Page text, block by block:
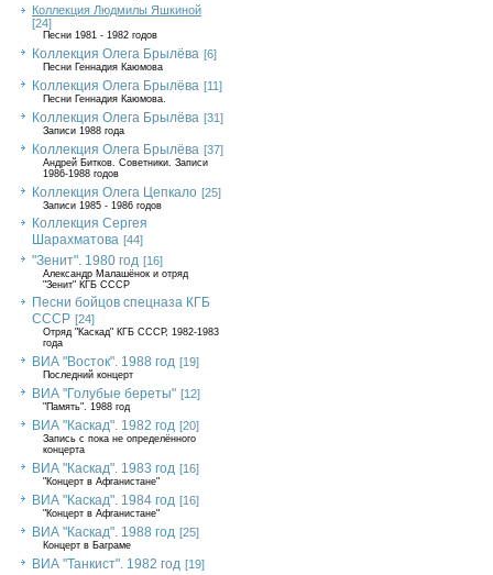
Коллекция Людмилы Яшкиной
[24]
Песни 1981 - 1982 годов
Коллекция Олега Брылёва [6]
Песни Геннадия Каюмова
Коллекция Олега Брылёва [11]
Песни Геннадия Каюмова.
Коллекция Олега Брылёва [31]
Записи 1988 года
Коллекция Олега Брылёва [37]
Андрей Битков. Советники. Записи
1986-1988 годов
Коллекция Олега Цепкало [25]
Записи 1985 - 1986 годов
Коллекция Сергея
Шарахматова [44]
"Зенит". 1980 год [16]
Александр Малашёнок и отряд
"Зенит" КГБ СССР
Песни бойцов спецназа КГБ
СССР [24]
Отряд "Каскад" КГБ СССР, 1982-1983
года
ВИА "Восток". 1988 год [19]
Последний концерт
ВИА "Голубые береты" [12]
"Память". 1988 год
ВИА "Каскад". 1982 год [20]
Запись с пока не определённого
концерта
ВИА "Каскад". 1983 год [16]
"Концерт в Афганистане"
ВИА "Каскад". 1984 год [16]
"Концерт в Афганистане"
ВИА "Каскад". 1988 год [25]
Концерт в Баграме
ВИА "Танкист". 1982 год [19]